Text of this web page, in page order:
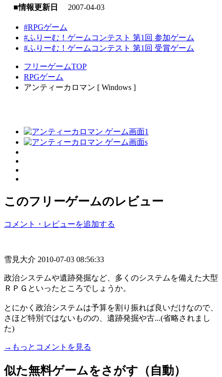
■情報更新日
2007-04-03
#RPGゲーム
#ふりーむ！ゲームコンテスト 第1回 参加ゲーム
#ふりーむ！ゲームコンテスト 第1回 受賞ゲーム
フリーゲームTOP
RPGゲーム
アンティーカロマン [ Windows ]
このフリーゲームのレビュー
コメント・レビューを追加する
雪見大介 2010-07-03 08:56:33
政治システムや遺跡発掘など、多くのシステムを備えた大型
ＲＰＧといったところでしょうか。
とにかく政治システムは予算を割り振れば良いだけなので、
さほど特別ではないものの、遺跡発掘や古...(省略されまし
た)
→もっとコメントを見る
似た無料ゲームをさがす（自動）